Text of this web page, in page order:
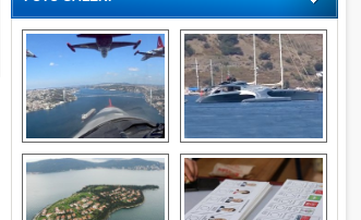
Türk Yıldızları'nın
İstanbul'u
selamlaması
Süper lüks yat
ADASTRA
Bodrum'a demirledi